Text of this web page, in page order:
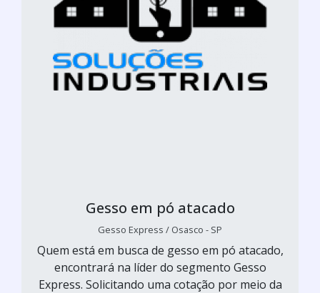
Gesso em pó atacado
Gesso Express / Osasco - SP
Quem está em busca de gesso em pó atacado,
encontrará na líder do segmento Gesso
Express. Solicitando uma cotação por meio da